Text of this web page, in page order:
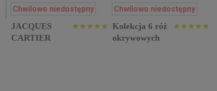
Chwilowo niedostępny
JACQUES
CARTIER
Chwilowo niedostępny
Kolekcja 6 róż
okrywowych